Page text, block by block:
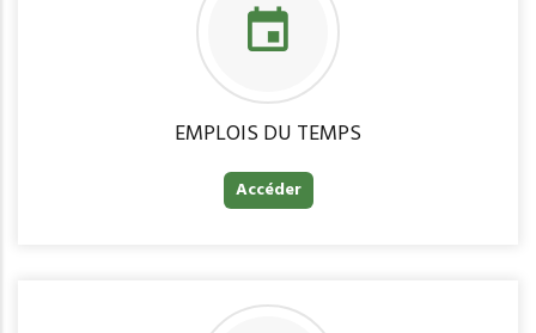
EMPLOIS DU TEMPS
Accéder